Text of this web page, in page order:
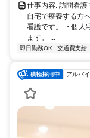
仕事内容: 訪問看
自宅で療養する方
看護です。 ・個人
ます。 ...
即日勤務OK 交通費支給
アルバ